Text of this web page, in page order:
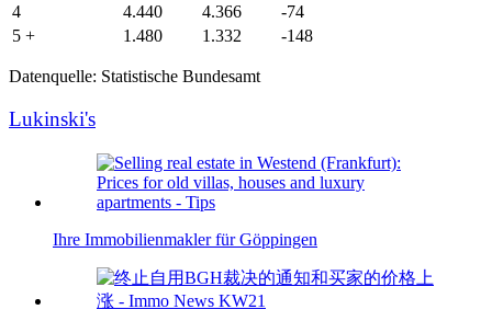
4
4.440 4.366
-74
5 +
1.480 1.332 -148
Datenquelle: Statistische Bundesamt
Lukinski's
Ihre Immobilienmakler für Göppingen